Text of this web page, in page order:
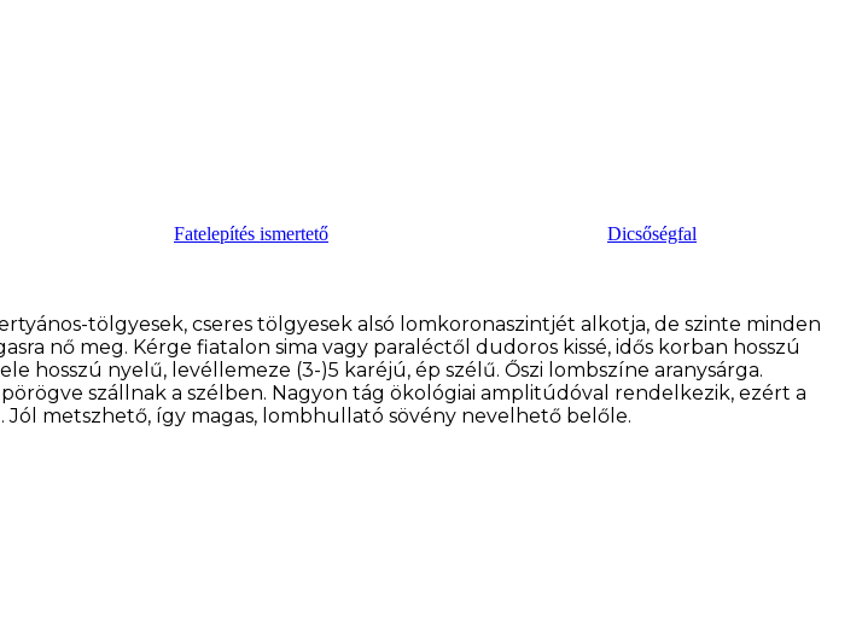
Fatelepítés ismertető Dicsőségfal
tölgyesek, cseres tölgyesek alsó lomkoronaszintjét alkotja, de szinte minden
nő meg. Kérge fiatalon sima vagy paraléctől dudoros kissé, idős korban hosszú
hosszú nyelű, levéllemeze (3-)5 karéjú, ép szélű. Őszi lombszíne aranysárga.
szállnak a szélben. Nagyon tág ökológiai amplitúdóval rendelkezik, ezért a
metszhető, így magas, lombhullató sövény nevelhető belőle.